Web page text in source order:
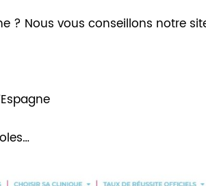
? Nous vous conseillons notre